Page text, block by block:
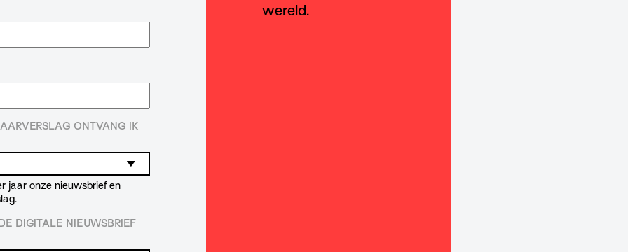
ONTVANG IK
jaar onze nieuwsbrief en
DIGITALE NIEUWSBRIEF
wereld.